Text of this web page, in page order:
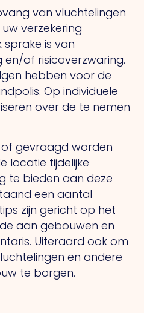
van vluchtelingen
verzekering
sprake is van
en/of risicoverzwaring.
hebben voor de
Op individuele
over de te nemen
gevraagd worden
locatie tijdelijke
te bieden aan deze
een aantal
zijn gericht op het
aan gebouwen en
Uiteraard ook om
en andere
te borgen.